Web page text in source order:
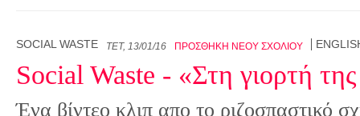
SOCIAL WASTE ΤΕΤ, 13/01/16 ΠΡΟΣΘΉΚΗ ΝΈΟΥ ΣΧΟΛΊΟΥ
Social Waste - «Στη γιορτή
Ένα βίντεο κλιπ απο το ριζοσπαστικό